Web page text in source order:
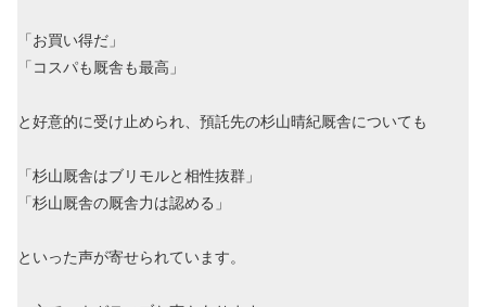
「お買い得だ」
「コスパも厩舎も最高」
と好意的に受け止められ、預託先の杉山晴紀厩舎についても
「杉山厩舎はブリモルと相性抜群」
「杉山厩舎の厩舎力は認める」
といった声が寄せられています。